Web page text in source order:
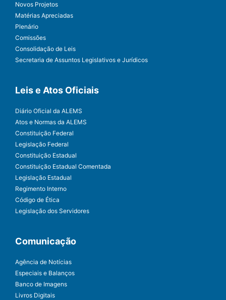
Novos Projetos
Matérias Apreciadas
Plenário
Comissões
Consolidação de Leis
Secretaria de Assuntos Legislativos e Jurídicos
Leis e Atos Oficiais
Diário Oficial da ALEMS
Atos e Normas da ALEMS
Constituição Federal
Legislação Federal
Constituição Estadual
Constituição Estadual Comentada
Legislação Estadual
Regimento Interno
Código de Ética
Legislação dos Servidores
Comunicação
Agência de Notícias
Especiais e Balanços
Banco de Imagens
Livros Digitais